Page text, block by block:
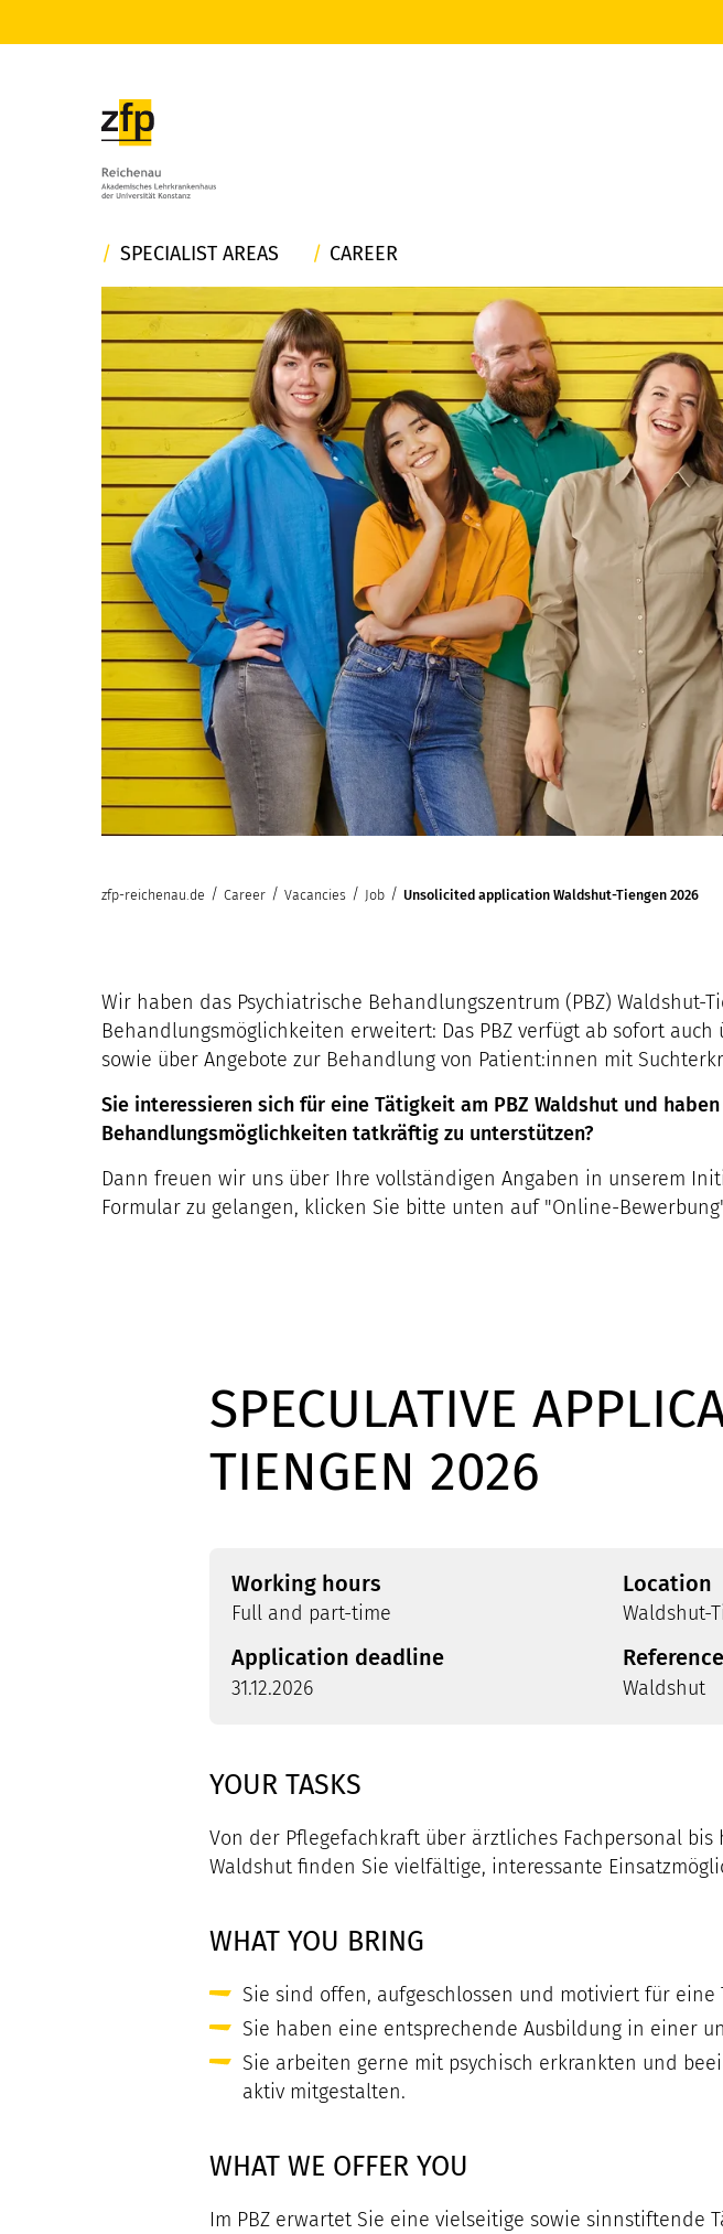
SPECIALIST AREAS CAREER
zfp-reichenau.de / Career / Vacancies / Job / Unsolicited application Waldshut-Tiengen 2026
Wir haben das Psychiatrische Behandlungszentrum (PBZ) Waldshut-
Behandlungsmöglichkeiten erweitert: Das PBZ verfügt ab sofort
sowie über Angebote zur Behandlung von Patient:innen mit
Sie interessieren sich für eine Tätigkeit am PBZ Waldshut und
Behandlungsmöglichkeiten tatkräftig zu unterstützen?
Dann freuen wir uns über Ihre vollständigen Angaben in unserem
Formular zu gelangen, klicken Sie bitte unten auf "Online-
SPECULATIVE
TIENGEN 2026
Working hours
Full and part-time
Application deadline
31.12.2026
Location
Waldshut-
Waldshut
YOUR TASKS
Von der Pflegefachkraft über ärztliches Fachpersonal
Waldshut finden Sie vielfältige, interessante
WHAT YOU BRING
Sie sind offen, aufgeschlossen und motiviert für
Sie haben eine entsprechende Ausbildung in einer
Sie arbeiten gerne mit psychisch erkrankten und
aktiv mitgestalten.
WHAT WE OFFER YOU
Im PBZ erwartet Sie eine vielseitige sowie